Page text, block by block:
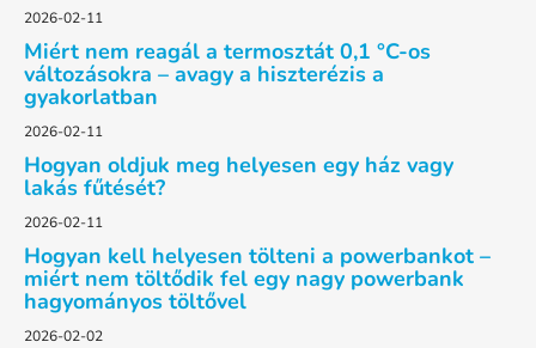
2026-02-11
Miért nem reagál a termosztát 0,1 °C-os
változásokra – avagy a hiszterézis a
gyakorlatban
2026-02-11
Hogyan oldjuk meg helyesen egy ház vagy
lakás fűtését?
2026-02-11
Hogyan kell helyesen tölteni a powerbankot –
miért nem töltődik fel egy nagy powerbank
hagyományos töltővel
2026-02-02